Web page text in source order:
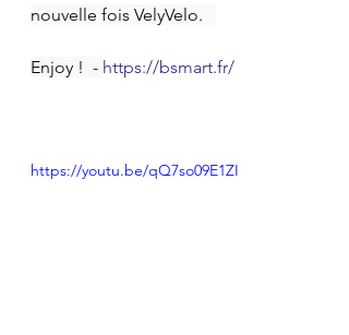
nouvelle fois VelyVelo.
Enjoy !  - https://bsmart.fr/
https://youtu.be/qQ7so09E1ZI